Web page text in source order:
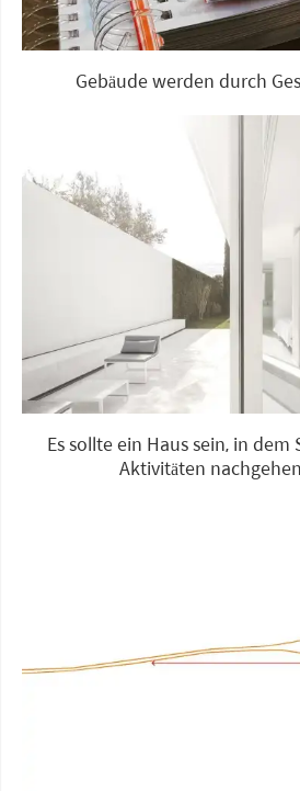
Gebäude werden durch
Es sollte ein Haus sein, in dem
Aktivitäten